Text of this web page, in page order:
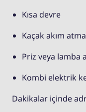
Kısa devre
Kaçak akım
Priz veya lamba
Kombi elektrik
Dakikalar içinde